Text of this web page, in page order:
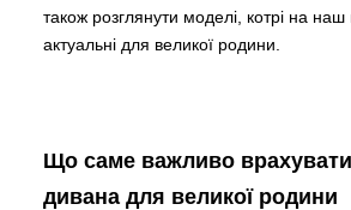
також розглянути моделі, котрі на наш
актуальні для великої родини.
Що саме важливо
дивана для великої родини